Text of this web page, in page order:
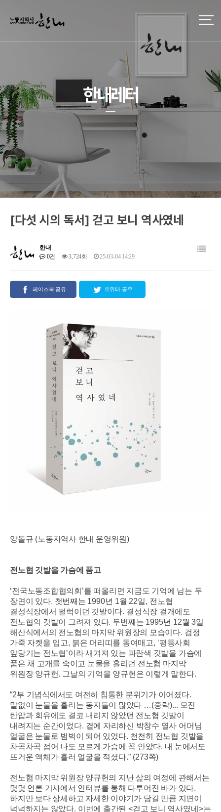
한내레터
[다섯 시의 독서] 걷고 보니 역사였네
한내
0건
3,724회 25-03-04 14:29
페이스북 공유 트위터 공유
양돌규 (노동자역사 한내 운영위원)
전노협 깃발을 가슴에 품고
‘전국노동조합협의회 ’를 떠올리면 지금도 기억에 남는 두
장면이 있다. 첫번째는 1990년 1월 22일, 전노협
결성식장에서 펄럭이던 깃발이다. 결성식장 걸개에도
전노협의 깃발이 그려져 있다. 두번째는 1995년 12월3일
해산식에서의 전노협의 마지막 위원장의 모습이다. 검정
가죽 자켓을 입고, 붉은 머리띠를 동여매고, ‘평등사회
앞당기는 전노협’이라 새겨져 있는 파란색 깃발을 가슴에
품은 채 고개를 숙이고 눈물을 흘리던 전노협 마지막
위원장 양규헌. 그날의 기억을 양규헌은 이렇게 말한다.
“2부 기념식에서도 여전히 침통한 분위기가 이어졌다.
말없이 눈물을 흘리는 동지들이 많았다 …(중략)... 모진
탄압과 회유에도 결코 내리지 않았던 전노협 깃발이
내려지는 순간이었다. 곁에 자리하신 박창수 열사 어머님
얼굴은 눈물로 범벅이 되어 있었다. 천천히 전노협 깃발을
차곡차곡 접어 나도 모르게 가슴에 꼭 안았다. 내 눈에서도
뜨거운 액체가 흘러 얼굴을 적셨다.” (273쪽)
전노협 마지막 위원장 양규헌의 지난 삶의 여정에 관해서는
몇몇 언론 기사에서 인터뷰를 통해 다루어진 바가 있다.
하지만 보다 상세하고 자세한 이야기가 담길 만큼 지면이
넉넉하지는 않았다. 이번에 출간된 <걷고 보니 역사였네 >는